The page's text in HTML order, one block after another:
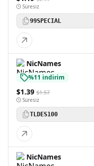
Süresiz
99SPECIAL
NicNames
%11 indirim
$1.39 $1.57
Süresiz
TLDES100
NicNames